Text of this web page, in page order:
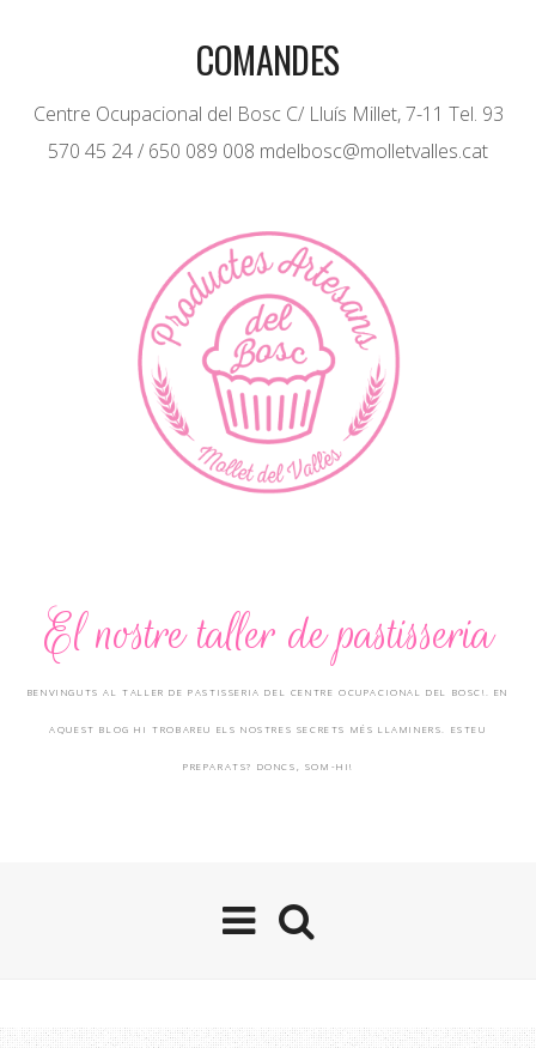
COMANDES
Centre Ocupacional del Bosc C/ Lluís Millet, 7-11 Tel. 93
570 45 24 / 650 089 008 mdelbosc@molletvalles.cat
El nostre taller de pastisseria
BENVINGUTS AL TALLER DE PASTISSERIA DEL CENTRE OCUPACIONAL DEL BOSC!. EN
AQUEST BLOG HI TROBAREU ELS NOSTRES SECRETS MÉS LLAMINERS. ESTEU
PREPARATS? DONCS, SOM-HI!